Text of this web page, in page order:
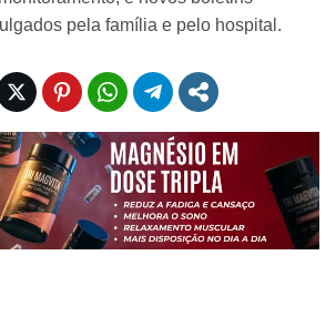
pela família e pelo hospital.